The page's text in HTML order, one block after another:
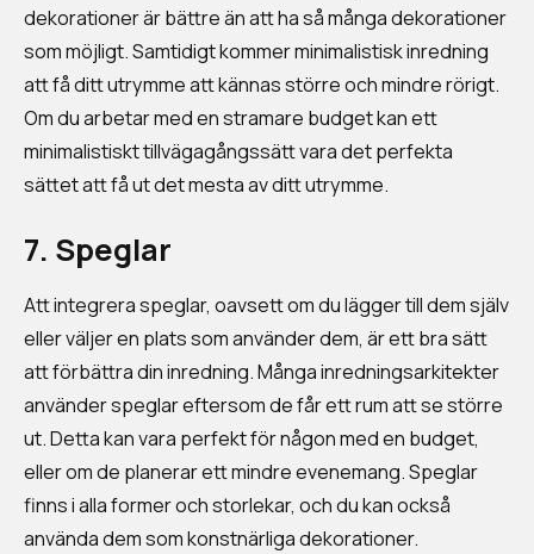
dekorationer är bättre än att ha så många dekorationer
som möjligt. Samtidigt kommer minimalistisk inredning
att få ditt utrymme att kännas större och mindre rörigt.
Om du arbetar med en stramare budget kan ett
minimalistiskt tillvägagångssätt vara det perfekta
sättet att få ut det mesta av ditt utrymme.
7. Speglar
Att integrera speglar, oavsett om du lägger till dem själv
eller väljer en plats som använder dem, är ett bra sätt
att förbättra din inredning. Många inredningsarkitekter
använder speglar eftersom de får ett rum att se större
ut. Detta kan vara perfekt för någon med en budget,
eller om de planerar ett mindre evenemang. Speglar
finns i alla former och storlekar, och du kan också
använda dem som konstnärliga dekorationer.